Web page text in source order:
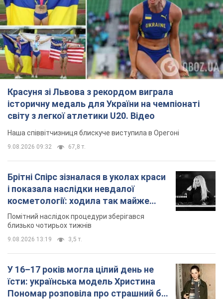
Красуня зі Львова з рекордом виграла
історичну медаль для України на чемпіонаті
світу з легкої атлетики U20. Відео
Наша співвітчизниця блискуче виступила в Орегоні
9.08.2026 09:32 67,8 т.
Брітні Спірс зізналася в уколах краси
і показала наслідки невдалої
косметології: ходила так майже
місяць
Помітний наслідок процедури зберігався
близько чотирьох тижнів
9.08.2026 13:19 3,5 т.
У 16–17 років могла цілий день не
їсти: українська модель Христина
Пономар розповіла про страшний бік